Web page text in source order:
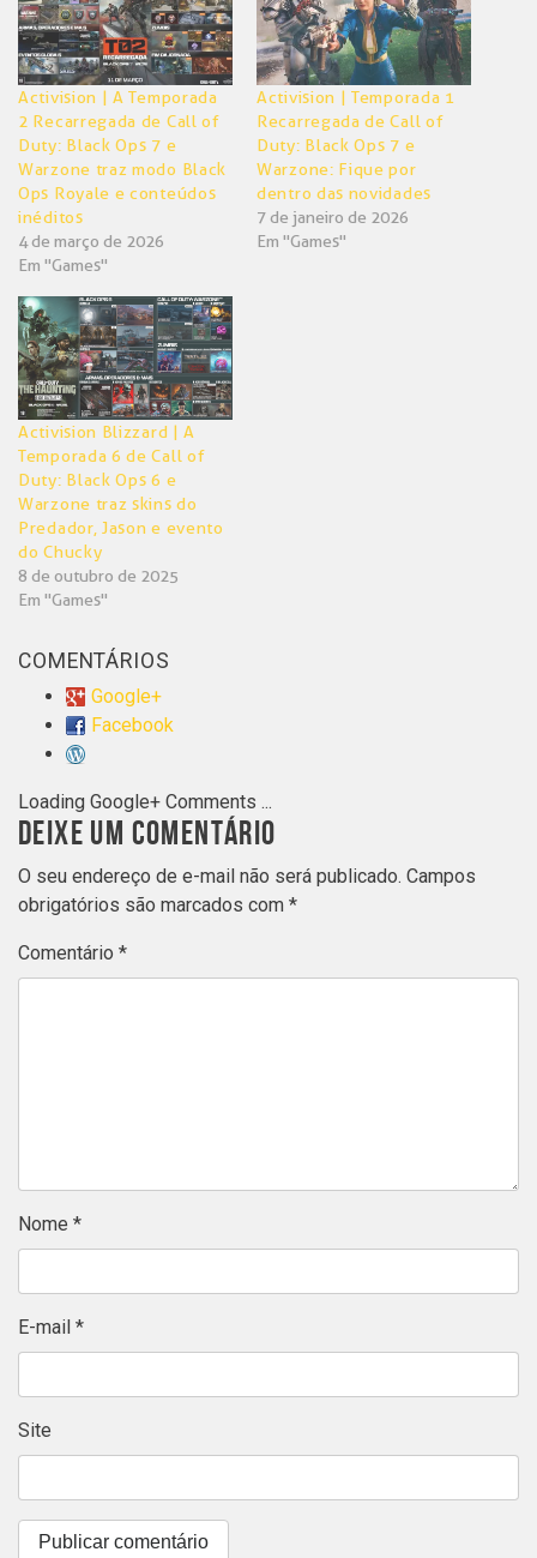
Activision | A Temporada
2 Recarregada de Call of
Duty: Black Ops 7 e
Warzone traz modo Black
Ops Royale e conteúdos
inéditos
4 de março de 2026
Em "Games"
Activision | Temporada 1
Recarregada de Call of
Duty: Black Ops 7 e
Warzone: Fique por
dentro das novidades
7 de janeiro de 2026
Em "Games"
Activision Blizzard | A
Temporada 6 de Call of
Duty: Black Ops 6 e
Warzone traz skins do
Predador, Jason e evento
do Chucky
8 de outubro de 2025
Em "Games"
COMENTÁRIOS
Google+
Facebook
Loading Google+ Comments ...
DEIXE UM COMENTÁRIO
O seu endereço de e-mail não será publicado. Campos
obrigatórios são marcados com *
Comentário *
Nome *
E-mail *
Site